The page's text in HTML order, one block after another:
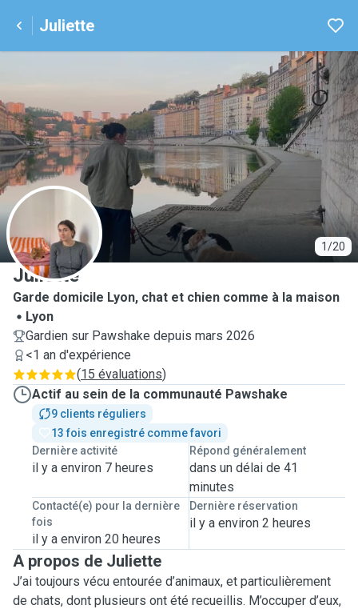
Juliette
1/20
J
Juliette
Garde domicile Lyon, chat et chien comme à la maison
Lyon
Gardien sur Pawshake depuis mars 2026
<1 an d'expérience
(15 évaluations)
Actif au sein de la communauté Pawshake
9 clients réguliers
13 fois enregistré comme favori
Dernière activité
il y a environ 7 heures
Répond généralement
dans un délai de 41
minutes
Contacté(e) pour la dernière
fois
il y a environ 20 heures
Dernière réservation
il y a environ 2 heures
A propos de Juliette
J’ai toujours vécu entourée d’animaux, et particulièrement
de chats, dont plusieurs ont été recueillis. M’occuper d’eux,